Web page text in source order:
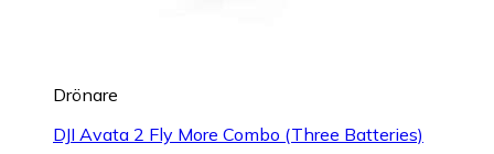
Drönare
DJI Avata 2 Fly More Combo (Three Batteries)